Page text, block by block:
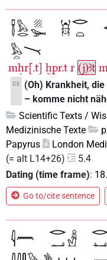
mḥr[.t] ḫpr.t r (j)ꜣt
DE
(Oh) Krankheit,
– komme nicht
Scientific Texts /
Medizinische Texte
Papyrus
London
(= alt L14+26)
5.4
Dating (time frame):
Go to/cite sentence